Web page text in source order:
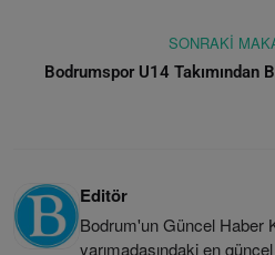
SONRAKI
Bodrumspor U14 Takımından
Editör
Bodrum'un Güncel Haber
yarımadasındaki en